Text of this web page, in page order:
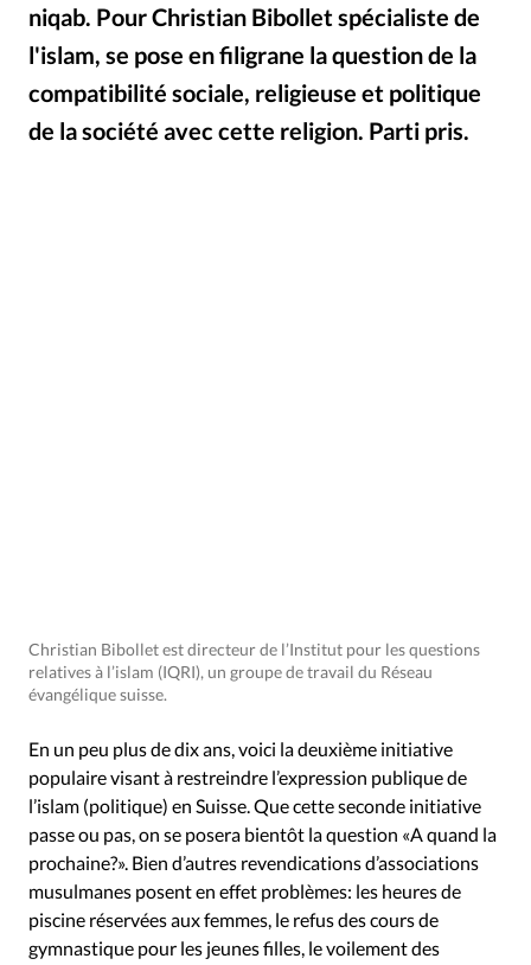
Devise:CHF
RUBRIQUES
Tous les articles
Actualité chrétienne
Actualité internationale
Chronique
Culture
niqab. Pour Christian Bibollet spécialiste de
l'islam, se pose en filigrane la question de la
compatibilité sociale, religieuse et politique
de la société avec cette religion. Parti pris.
©iStock
Christian Bibollet est directeur de l’Institut pour les questions
relatives à l’islam (IQRI), un groupe de travail du Réseau
évangélique suisse.
En un peu plus de dix ans, voici la deuxième initiative
populaire visant à restreindre l’expression publique de
l’islam (politique) en Suisse. Que cette seconde initiative
passe ou pas, on se posera bientôt la question «A quand la
prochaine?». Bien d’autres revendications d’associations
musulmanes posent en effet problèmes: les heures de
piscine réservées aux femmes, le refus des cours de
gymnastique pour les jeunes filles, le voilement des